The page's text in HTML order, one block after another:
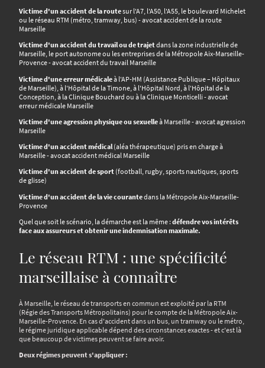
Victime d'un accident de la routesur l'A7, l'A50, l'A55, le boulevard Michelet
ou le réseau RTM (métro, tramway, bus) - avocat accident de la route
Marseille
Victime d'un accident du travail ou de trajetdans la zone industrielle de
Marseille, le port autonome ou les entreprises de la Métropole Aix-Marseille-
Provence - avocat accident du travail Marseille
Victime d'une erreur médicaleà l'AP-HM (Assistance Publique – Hôpitaux
de Marseille), à l'Hôpital de la Timone, à l'Hôpital Nord, à l'Hôpital de la
Conception, à la Clinique Bouchard ou à la Clinique Monticelli - avocat
erreur médicale Marseille
Victime d'une agression physique ou sexuelleà Marseille - avocat agression
Marseille
Victime d'un accident médical(aléa thérapeutique) pris en charge à
Marseille - avocat accident médical Marseille
Victime d'un accident de sport (football, rugby, sports nautiques, sports
de glisse)
Victime d'un accident de la vie courantedans la Métropole Aix-Marseille-
Provence
Quel que soit le scénario, la démarche est la même : défendre vos intérêts
face aux assureurs et obtenir une indemnisation maximale.
Le réseau RTM : une spécificité
marseillaise à connaître
À Marseille, le réseau de transports en commun est exploité par la RTM
(Régie des Transports Métropolitains) pour le compte de la Métropole Aix-
Marseille-Provence. En cas d'accident dans un bus, un tramway ou le métro,
le régime juridique applicable dépend des circonstances exactes - et c'est là
que beaucoup de victimes peuvent se faire avoir.
Deux régimes peuvent s'appliquer :